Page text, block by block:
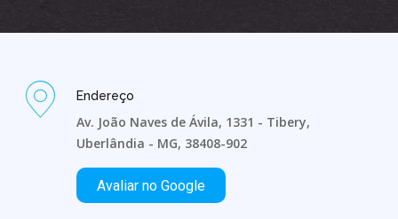
Endereço
Av. João Naves de Ávila, 1331 - Tibery,
Uberlândia - MG, 38408-902
Avaliar no Google